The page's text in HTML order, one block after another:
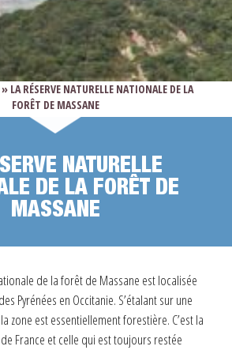
» LA RÉSERVE NATURELLE NATIONALE DE LA
FORÊT DE MASSANE
NATURELLE
DE LA FORÊT DE
MASSANE
de la forêt de Massane est localisée
Pyrénées en Occitanie. S’étalant sur une
zone est essentiellement forestière. C’est la
France et celle qui est toujours restée